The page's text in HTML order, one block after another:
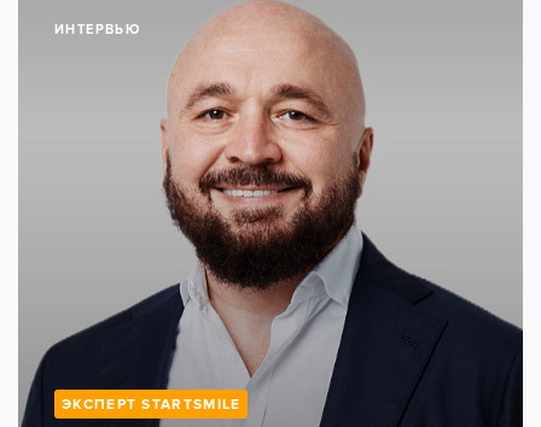
ИНТЕРВЬЮ
ЭКСПЕРТ STARTSMILE